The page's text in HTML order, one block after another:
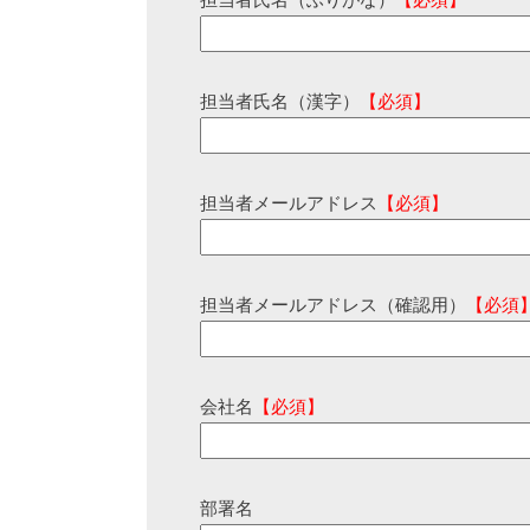
担当者氏名（漢字） 【必須】
担当者メールアドレス 【必須】
担当者メールアドレス（確認用） 【必須
会社名 【必須】
部署名